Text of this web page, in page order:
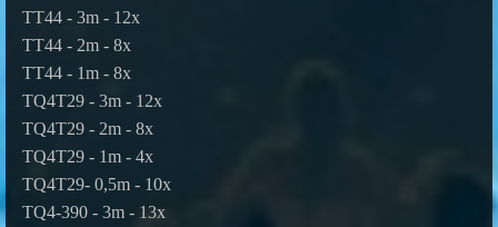
TT44 - 3m - 12x
TT44 - 2m - 8x
TT44 - 1m - 8x
TQ4T29 - 3m - 12x
TQ4T29 - 2m - 8x
TQ4T29 - 1m - 4x
TQ4T29- 0,5m - 10x
TQ4-390 - 3m - 13x